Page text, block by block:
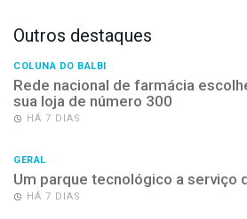
Outros destaques
COLUNA DO BALBI
Rede nacional de farmácia
sua loja de número 300
HÁ 7 DIAS
GERAL
Um parque tecnológico a serviço
HÁ 7 DIAS